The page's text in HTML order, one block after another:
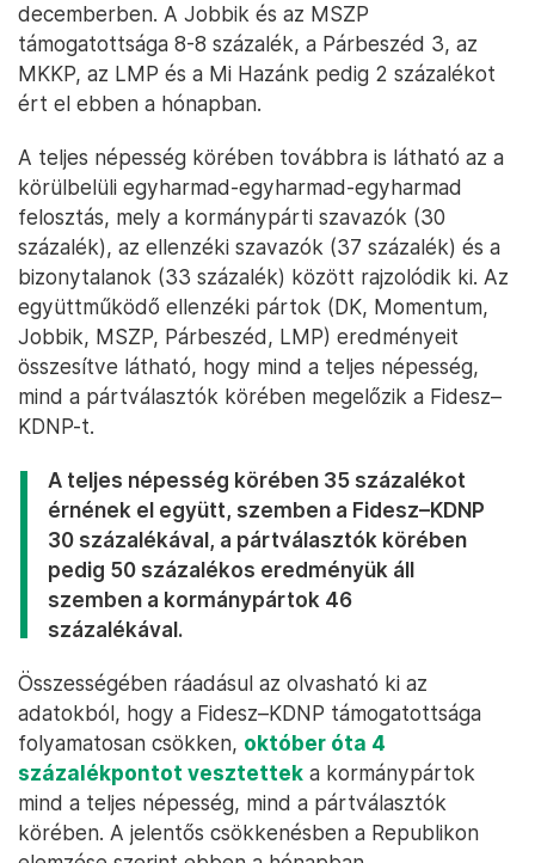
decemberben. A Jobbik és az MSZP
támogatottsága 8-8 százalék, a Párbeszéd 3, az
MKKP, az LMP és a Mi Hazánk pedig 2 százalékot
ért el ebben a hónapban.
A teljes népesség körében továbbra is látható az a
körülbelüli egyharmad-egyharmad-egyharmad
felosztás, mely a kormánypárti szavazók (30
százalék), az ellenzéki szavazók (37 százalék) és a
bizonytalanok (33 százalék) között rajzolódik ki. Az
együttműködő ellenzéki pártok (DK, Momentum,
Jobbik, MSZP, Párbeszéd, LMP) eredményeit
összesítve látható, hogy mind a teljes népesség,
mind a pártválasztók körében megelőzik a Fidesz–
KDNP-t.
A teljes népesség körében 35 százalékot
érnének el együtt, szemben a Fidesz–KDNP
30 százalékával, a pártválasztók körében
pedig 50 százalékos eredményük áll
szemben a kormánypártok 46
százalékával.
Összességében ráadásul az olvasható ki az
adatokból, hogy a Fidesz–KDNP támogatottsága
folyamatosan csökken, október óta 4
százalékpontot vesztettek a kormánypártok
mind a teljes népesség, mind a pártválasztók
körében. A jelentős csökkenésben a Republikon